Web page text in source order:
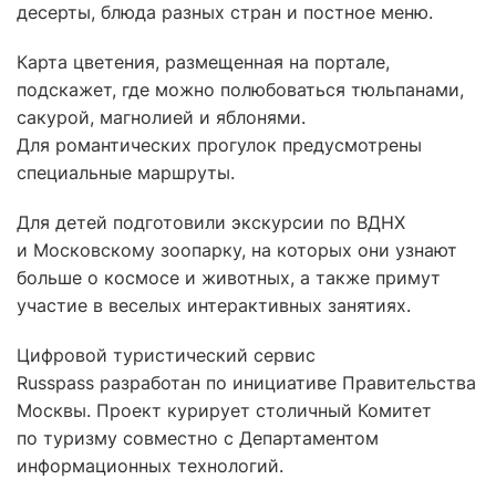
десерты, блюда разных стран и постное меню.
Карта цветения, размещенная на портале,
подскажет, где можно полюбоваться тюльпанами,
сакурой, магнолией и яблонями.
Для романтических прогулок предусмотрены
специальные маршруты.
Для детей подготовили экскурсии по ВДНХ
и Московскому зоопарку, на которых они узнают
больше о космосе и животных, а также примут
участие в веселых интерактивных занятиях.
Цифровой туристический сервис
Russpass разработан по инициативе Правительства
Москвы. Проект курирует столичный Комитет
по туризму совместно с Департаментом
информационных технологий.